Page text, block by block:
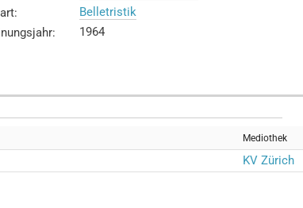
:
Belletristik
: 1964
Mediothek
KV Zürich